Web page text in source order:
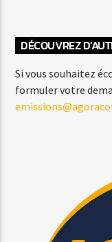
DÉCOUVREZ
Si vous souhaitez
formuler votre